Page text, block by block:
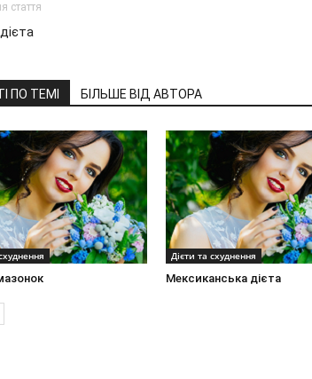
стаття
ПО ТЕМІ БІЛЬШЕ ВІД АВТОРА
Дієти та схуднення
Мексиканська дієта